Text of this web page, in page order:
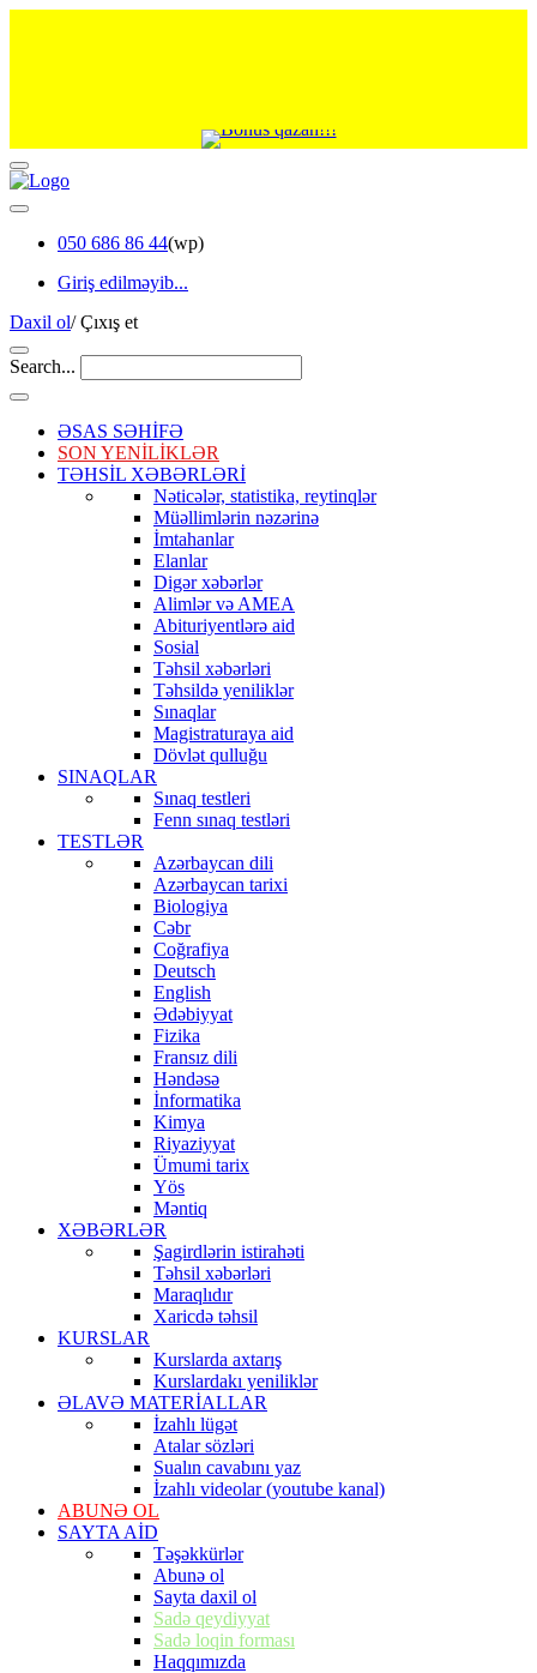
050 686 86 44(wp)
Giriş edilməyib...
Daxil ol/Çıxış et
Search...
ƏSAS SƏHİFƏ
SON YENİLİKLƏR
TƏHSİL XƏBƏRLƏRİ
Nəticələr, statistika, reytinqlər
Müəllimlərin nəzərinə
İmtahanlar
Elanlar
Digər xəbərlər
Alimlər və AMEA
Abituriyentlərə aid
Sosial
Təhsil xəbərləri
Təhsildə yeniliklər
Sınaqlar
Magistraturaya aid
Dövlət qulluğu
SINAQLAR
Sınaq testleri
Fenn sınaq testləri
TESTLƏR
Azərbaycan dili
Azərbaycan tarixi
Biologiya
Cəbr
Coğrafiya
Deutsch
English
Ədəbiyyat
Fizika
Fransız dili
Həndəsə
İnformatika
Kimya
Riyaziyyat
Ümumi tarix
Yös
Məntiq
XƏBƏRLƏR
Şagirdlərin istirahəti
Təhsil xəbərləri
Maraqlıdır
Xaricdə təhsil
KURSLAR
Kurslarda axtarış
Kurslardakı yeniliklər
ƏLAVƏ MATERİALLAR
İzahlı lügət
Atalar sözləri
Sualın cavabını yaz
İzahlı videolar (youtube kanal)
ABUNƏ OL
SAYTA AİD
Təşəkkürlər
Abunə ol
Sayta daxil ol
Sadə qeydiyyat
Sadə loqin forması
Haqqımızda